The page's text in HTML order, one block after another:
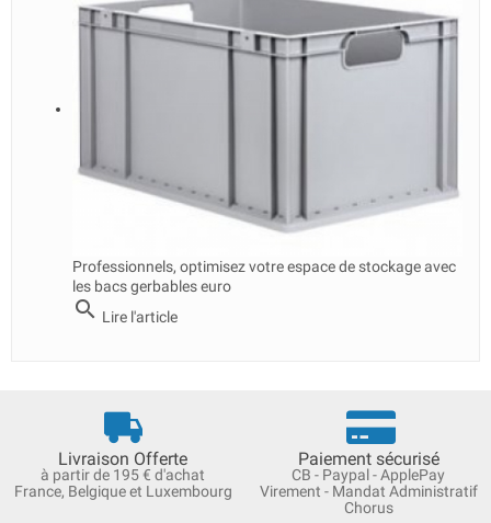
Professionnels, optimisez votre espace de stockage avec
les bacs gerbables euro
search Lire l'article
Livraison Offerte
à partir de 195 € d'achat
France, Belgique et Luxembourg
Paiement sécurisé
CB - Paypal - ApplePay
Virement - Mandat Administratif
Chorus